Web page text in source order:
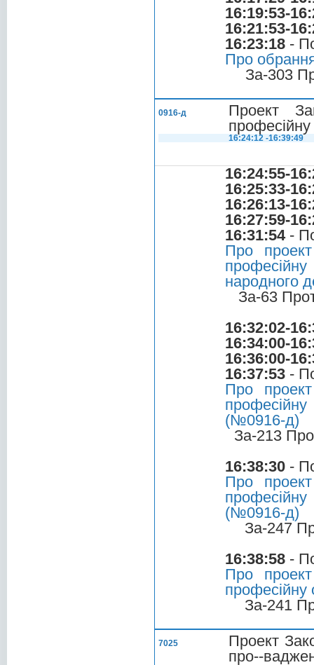
16:19:53-
16:21:53-
16:23:18 -
Про
За-303
0916-д
Проект
професійну
16:24:12 -16:39:49
16:24:55-
16:25:33-
16:26:13-
16:27:59-
16:31:54-
Про
народного
За-63
16:32:02-
16:34:00-
16:36:00-
16:37:53 -
Про
професійну
(№0916-д)
За-213
16:38:30 -
Про
професійну
(№0916-д)
За-247
16:38:58 -
Про
професійну
За-241
7025
Проект
про--